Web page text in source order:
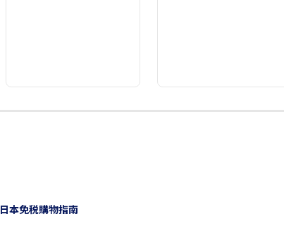
3 4 5 6 7 8
日本免税購物指南